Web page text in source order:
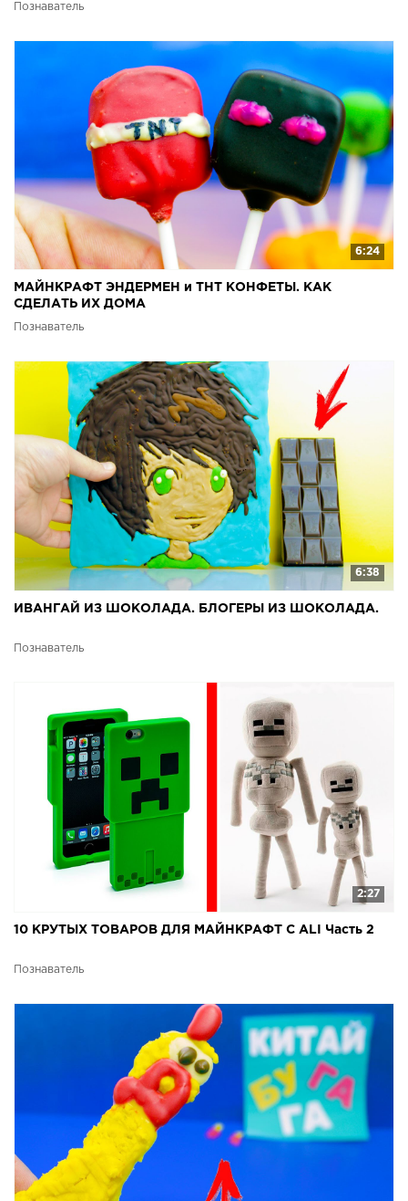
Познаватель
6:24
МАЙНКРАФТ ЭНДЕРМЕН и ТНТ КОНФЕТЫ. КАК
СДЕЛАТЬ ИХ ДОМА
Познаватель
6:38
ИВАНГАЙ ИЗ ШОКОЛАДА. БЛОГЕРЫ ИЗ ШОКОЛАДА.
Познаватель
2:27
10 КРУТЫХ ТОВАРОВ ДЛЯ МАЙНКРАФТ С ALI Часть 2
Познаватель